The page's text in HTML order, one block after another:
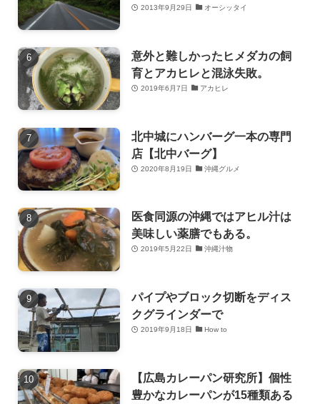
2013年9月29日 オーシッタイ
意外と難しかったヒメダカの飼
育とアカヒレと混泳失敗。
2019年6月7日 アカヒレ
北中城にハンバーグ一本の専門
店【北中バーグ】
2020年8月19日 沖縄グルメ
医食同源の沖縄ではアヒル汁は
美味しい薬膳でもある。
2019年5月22日 沖縄汁物
パイプやブロック切断をディス
クグラインダーで
2019年9月18日 How to
【広島カレーパン研究所】個性
豊かなカレーパンが15種類ある